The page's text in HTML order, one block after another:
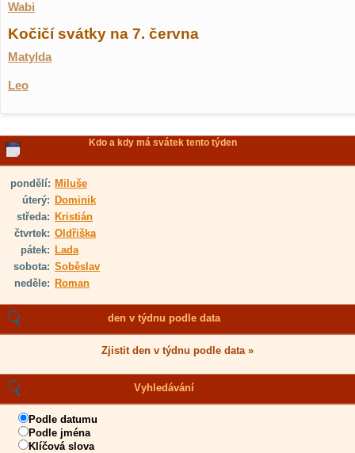
Wabi
Kočičí svátky na 7. června
Matylda
Leo
Kdo a kdy má svátek tento týden
pondělí: Miluše
úterý: Dominik
středa: Kristián
čtvrtek: Oldřiška
pátek: Lada
sobota: Soběslav
neděle: Roman
den v týdnu podle data
Zjistit den v týdnu podle data »
Vyhledávání
Podle datumu
Podle jména
Klíčová slova